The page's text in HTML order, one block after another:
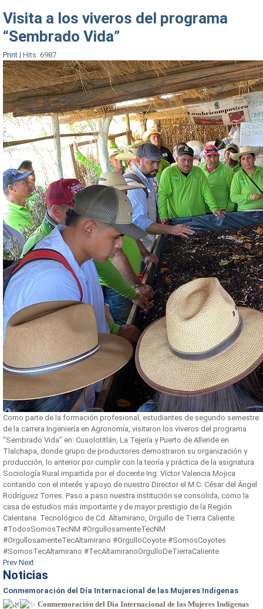
Visita a los viveros del programa
“Sembrado Vida”
Print | Hits: 6987
Como parte de la formación profesional, estudiantes de segundo semestre
de la carrera Ingeniería en Agronomía, visitaron los viveros del programa
“Sembrado Vida” en: Cuaolotitlán, La Tejería y Puerto de Allende en
Tlalchapa, donde grupo de productores demostraron su organización y
producción, lo anterior por cumplir con la teoría y práctica de la asignatura
Sociología Rural impartida por el docente Ing. Víctor Valencia Mojica
contando con el interés y apoyo de nuestro Director el M.C. César del Ángel
Rodríguez Torres. Paso a paso nuestra institución se consolida, como la
casa de estudios más importante y de mayor prestigio de la Región
Calentana. Tecnológico de Cd. Altamirano, Orgullo de Tierra Caliente.
#TodosSomosTecNM #OrgullosamenteTecNM
#OrgullosamenteTecAltamirano #OrgulloCoyote #SomosCoyotes
#SomosTecAltamirano #TecAltamiranoOrgulloDeTierraCaliente
Prev Next
Noticias
Conmemoración del Día Internacional de las Mujeres Indígenas
Conmemoración del Día Internacional de las Mujeres Indígenas